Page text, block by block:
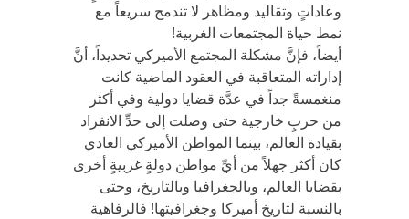
وعاداتٍ وتقاليد ومظاهر لا تندمج سريعاً مع
نمط حياة المجتمعات الغربية!
أيضاً، فإنَّ مشكلة المجتمع الأميركي تحديداً، أنَّ
إداراته المتعاقبة في العقود الماضية كانت
منغمسةً جداً في عدَّة قضايا دولية وفي أكثر
من حربٍ خارجية حتى وصلت إلى حدِّ الانفراد
بقيادة العالم، بينما المواطن الأميركي العادي
كان أكثر جهلاً من أيِّ مواطن دولةٍ غربيةٍ أخرى
بقضايا العالم، وبالجغرافيا وبالتاريخ، وحتى
بالنسبة لتاريخ أميركا وجغرافيتها! فالرفاهية